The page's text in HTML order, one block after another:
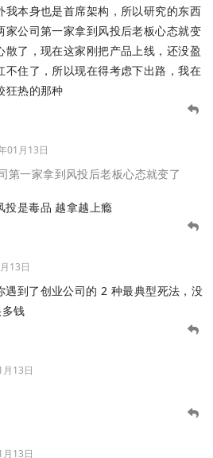
我本身也是首席架构，所以研究的东西
家公司第一家拿到风投后老板心态就变
散了，现在这家刚把产品上线，还没盈
不住了，所以现在得考虑下出路，我在
狂热的那种
01月13日
第一家拿到风投后老板心态就变了
投是毒品 越拿越上瘾
13日
遇到了创业公司的 2 种最典型死法，没
钱
13日
13日